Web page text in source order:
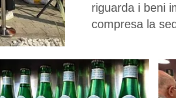
riguarda i beni
compresa la